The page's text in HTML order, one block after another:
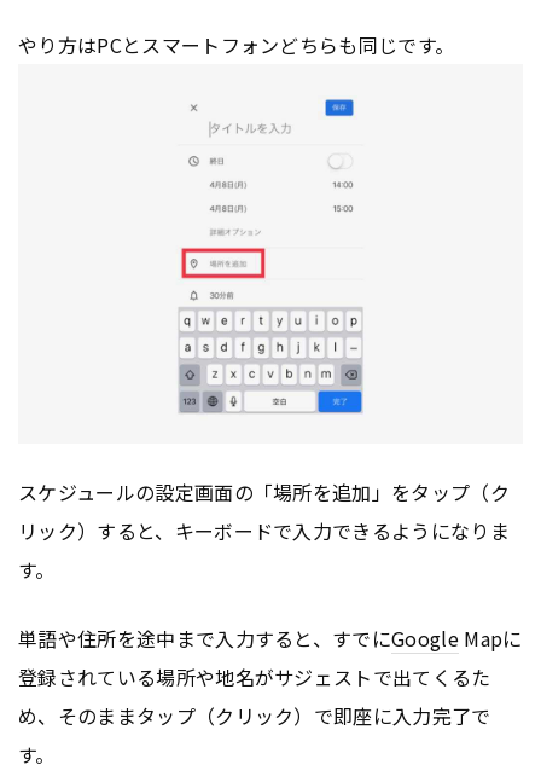
やり方はPCとスマートフォンどちらも同じです。
スケジュールの設定画面の「場所を追加」をタップ（ク
リック）すると、キーボードで入力できるようになりま
す。
単語や住所を途中まで入力すると、すでにGoogle Mapに
登録されている場所や地名がサジェストで出てくるた
め、そのままタップ（クリック）で即座に入力完了で
す。